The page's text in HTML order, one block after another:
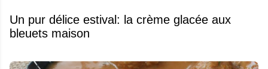
Un pur délice estival: la crème glacée aux
bleuets maison